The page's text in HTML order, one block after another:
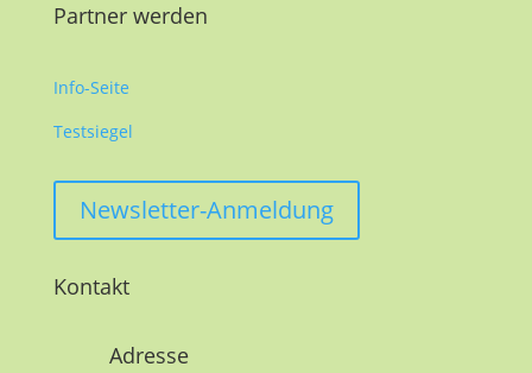
Partner werden
Info-Seite
Testsiegel
Newsletter-Anmeldung
Kontakt
Adresse